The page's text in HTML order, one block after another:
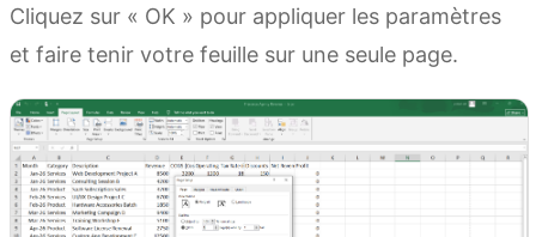
Cliquez sur « OK » pour appliquer les paramètres
et faire tenir votre feuille sur une seule page.